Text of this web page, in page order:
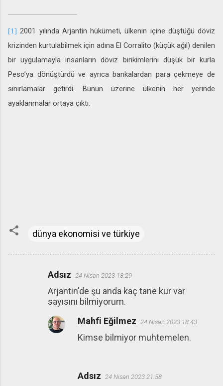
[1] 2001 yılında Arjantin hükümeti, ülkenin içine düştüğü döviz
krizinden kurtulabilmek için adına El Corralito (küçük ağıl) denilen
bir uygulamayla insanların döviz birikimlerini düşük bir kurla
Peso’ya dönüştürdü ve ayrıca bankalardan para çekmeye de
sınırlamalar getirdi. Bunun üzerine ülkenin her yerinde
ayaklanmalar ortaya çıktı.
dünya ekonomisi ve türkiye
Adsız 24 Nisan 2023 18:29
Arjantin'de şu anda kaç tane kur var
sayısını bilmiyorum.
Mahfi Eğilmez 24 Nisan 2023 18:43
Kimse bilmiyor muhtemelen.
Adsız 24 Nisan 2023 21:58